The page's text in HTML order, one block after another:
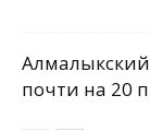
почти на 20